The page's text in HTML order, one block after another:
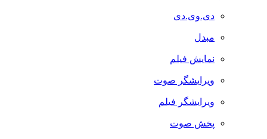
دی.وی.دی
مبدل
نمایش فیلم
ویرایشگر صوت
ویرایشگر فیلم
پخش صوت